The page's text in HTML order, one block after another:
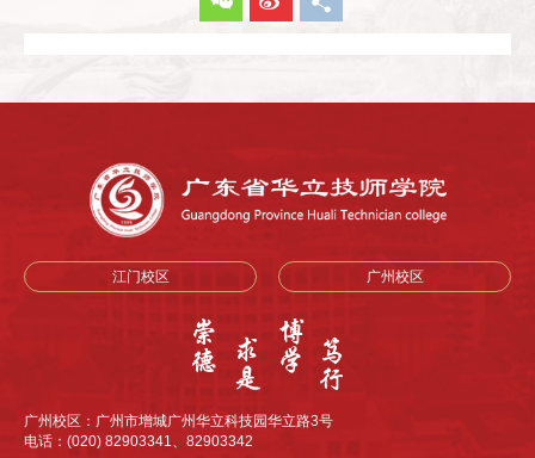
江门校区 广州校区
广州校区：广州市增城广州华立科技园华立路3号
电话：(020) 82903341、82903342